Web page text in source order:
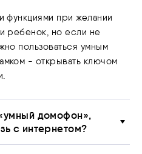
функциями при желании
ребенок, но если не
пользоваться умным
- открывать ключом
домофон»,
с интернетом?